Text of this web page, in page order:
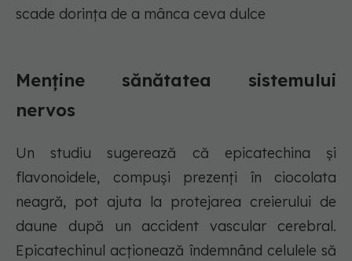
scade dorința de a mânca ceva dulce
Menține sănătatea sistemului
nervos
Un studiu sugerează că epicatechina și
flavonoidele, compuși prezenți în ciocolata
neagră, pot ajuta la protejarea creierului de
daune după un accident vascular cerebral.
Epicatechinul acționează îndemnând celulele să